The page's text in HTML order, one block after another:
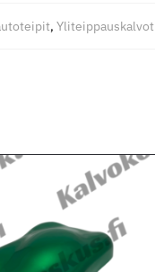
, Yliteippauskalvot